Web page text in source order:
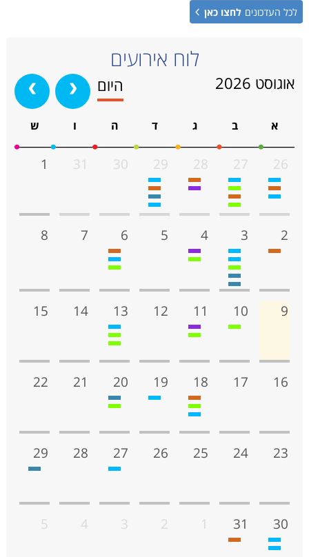
לכל העדכונים לחצו כאן
לוח אירועים
‹ › היום אוגוסט 2026
ש ו ה ד ג ב א
1 31 30 29 28 27 26
8 7 6 5 4 3 2
15 14 13 12 11 10 9
22 21 20 19 18 17 16
29 28 27 26 25 24 23
5 4 3 2 1 31 30